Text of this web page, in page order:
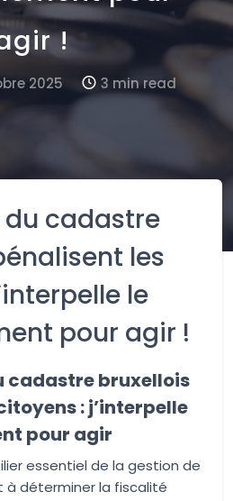
!
2025 3 min read
du cadastre
les
le
pour agir !
cadastre bruxellois
: j’interpelle
pour agir
essentiel de la gestion de
à déterminer la fiscalité